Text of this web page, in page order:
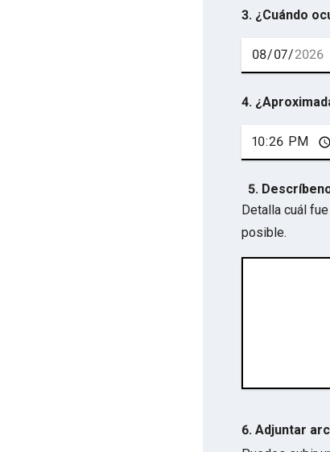
3. ¿Cuándo
4.
5.
Detalla cuál
posible.
6. Adjuntar